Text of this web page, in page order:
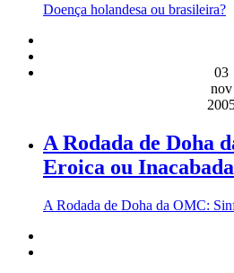
Doença holandesa ou brasileira?
03
nov
A Rodada de Doha
Eroica ou
A Rodada de Doha da OMC: